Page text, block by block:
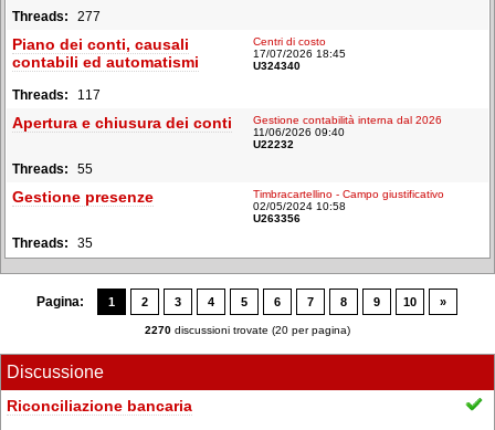
277
Piano dei conti, causali
contabili ed automatismi
117
Centri di costo
17/07/2026 18:45
U324340
Apertura e chiusura dei conti
55
Gestione contabilità interna dal 2026
11/06/2026 09:40
U22232
Gestione presenze
35
Timbracartellino - Campo giustificativo
02/05/2024 10:58
U263356
Pagina: 1 2 3 4 5 6 7 8 9 10 »
2270 discussioni trovate (20 per pagina)
Discussione
Riconciliazione bancaria